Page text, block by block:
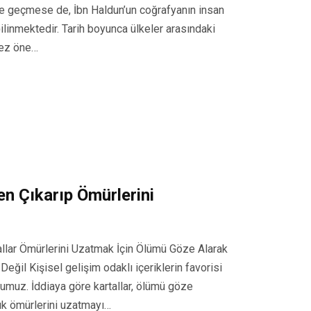
de, İbn Haldun’un coğrafyanın insan
Tarih boyunca ülkeler arasındaki
öne…
Çıkarıp Ömürlerini
Ömürlerini Uzatmak İçin Ölümü Göze Alarak
Değil Kişisel gelişim odaklı içeriklerin favorisi
İddiaya göre kartallar, ölümü göze
ömürlerini uzatmayı…